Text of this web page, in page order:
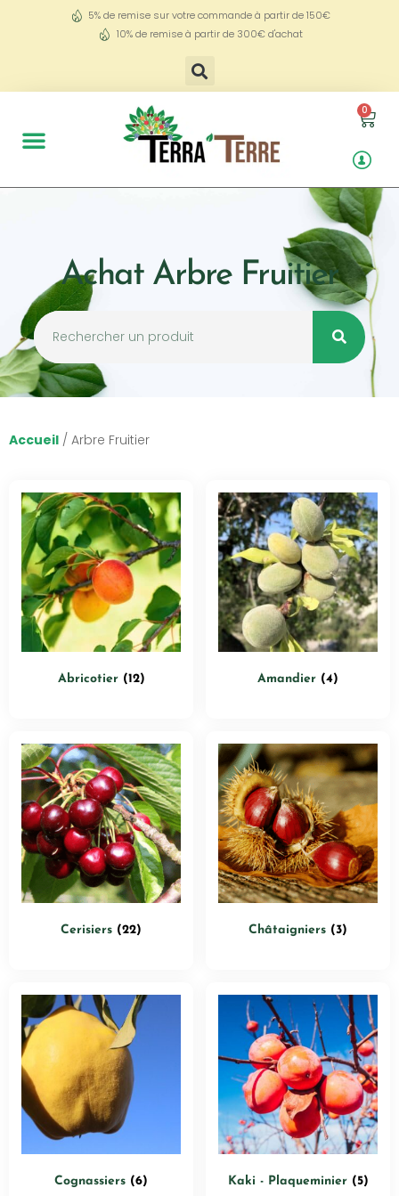
5% de remise sur votre commande à partir de 150€
10% de remise à partir de 300€ d'achat
0
Achat Arbre Fruitier
Accueil / Arbre Fruitier
Abricotier (12) Amandier (4)
Cerisiers (22) Châtaigniers (3)
Cognassiers (6) Kaki - Plaqueminier (5)